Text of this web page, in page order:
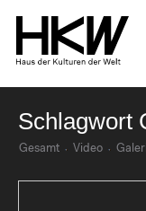
Schlagwort
Gesamt Video